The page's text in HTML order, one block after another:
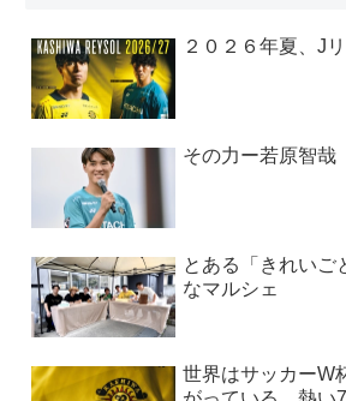
２０２６年夏、J
その力ー若原智哉
とある「きれいご
なマルシェ
世界はサッカーW